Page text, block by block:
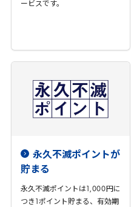
ービスです。
永久不滅ポイントが
貯まる
永久不滅ポイントは ,000 円に
つき
ポイント貯まる、有効期